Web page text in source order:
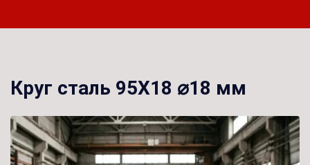
Круг сталь 95Х18 ⌀18 мм